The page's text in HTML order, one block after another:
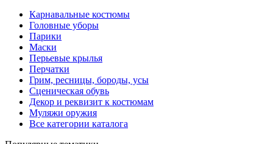
Карнавальные костюмы
Головные уборы
Парики
Маски
Перьевые крылья
Перчатки
Грим, ресницы, бороды, усы
Сценическая обувь
Декор и реквизит к костюмам
Муляжи оружия
Все категории каталога